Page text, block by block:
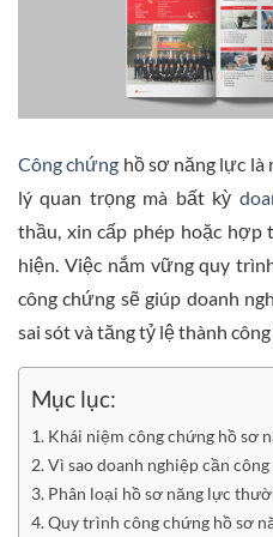
Công chứng hồ sơ năng lực
lý quan trọng mà bất kỳ
thầu, xin cấp phép hoặc hợp
hiện. Việc nắm vững quy
công chứng sẽ giúp doanh
sai sót và tăng tỷ lệ thành
Mục lục:
Khái niệm công chứng hồ sơ
Vì sao doanh nghiệp cần
Phân loại hồ sơ năng lực
Quy trình công chứng hồ sơ